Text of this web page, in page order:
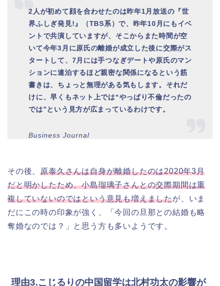
2人が初めて顔を合わせたのは昨年1月放送の『世
界ふしぎ発見!』（TBS系）で、昨年10月にもイベ
ントで共演していますが、そこからまた時間が空
いて今年3月に原氏の離婚が成立した後に交際がス
タートして、7月には手つなぎデートや原氏のマン
ションに連泊するほど親密な関係になるという筋
書きは、ちょっと無理がある気もします。それだ
けに、早くもネット上では“やっぱり不倫だったの
では”という見方が広まっているわけです。
Business Journal
その後、原泰久さんは自身が離婚したのは2020年3月
だと明かしたため、小島瑠璃子さんとの交際期間は重
複していないのではという意見も増えましたが、いま
だにこの時の印象が強く、「今回の旦那との結婚も略
奪婚なのでは？」と思う方も多いようです。
理由3.こじるりの中国留学は北村功太の影響が